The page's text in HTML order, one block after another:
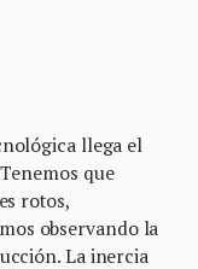
llega el
que
rotos,
observando la
La inercia